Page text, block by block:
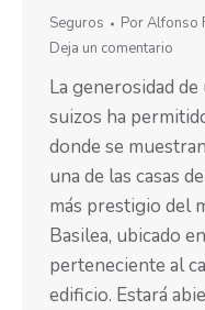
Seguros PorAlfonso
Deja un comentario
La generosidad
suizos ha
donde se
una de las casas
más prestigio del
Basilea, ubicado
perteneciente al
edificio. Estará